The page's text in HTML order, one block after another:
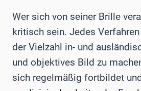
Wer sich von seiner Brille
kritisch sein. Jedes
der Vielzahl in- und
und objektives Bild zu
sich regelmäßig fortbildet